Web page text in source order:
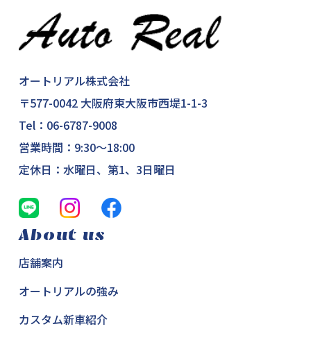
オートリアル株式会社
〒577-0042 大阪府東大阪市西堤1-1-3
Tel： 06-6787-9008
営業時間：9:30～18:00
定休日：水曜日、第1、3日曜日
About us
店舗案内
オートリアルの強み
カスタム新車紹介